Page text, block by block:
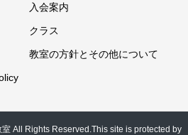
入会案内
クラス
教室の方針とその他について
All Rights Reserved.This site is protected by